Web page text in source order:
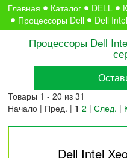
Главная Каталог DELL
Процессоры Dell
Dell
Процессоры Dell
Товары 1 - 20 из 31
Начало | Пред. | 1 2 |След. |
Dell Intel